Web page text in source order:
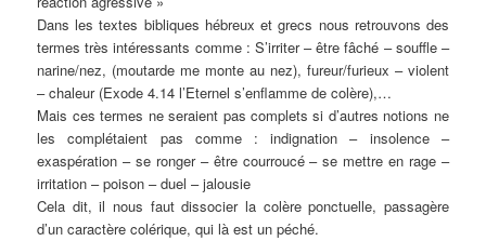
Dans les textes bibliques hébreux et grecs nous retrouvons des
termes très intéressants comme : S’irriter – être fâché – souffle –
narine/nez, (moutarde me monte au nez), fureur/furieux – violent
– chaleur (Exode 4.14 l’Eternel s’enflamme de colère),…
Mais ces termes ne seraient pas complets si d’autres notions ne
les complétaient pas comme : indignation – insolence –
exaspération – se ronger – être courroucé – se mettre en rage –
irritation – poison – duel – jalousie
Cela dit, il nous faut dissocier la colère ponctuelle, passagère
d’un caractère colérique, qui là est un péché.